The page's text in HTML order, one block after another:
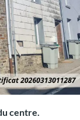
centre.